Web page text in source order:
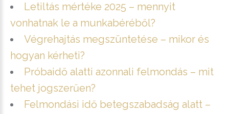
Letiltás mértéke 2025 – mennyit
vonhatnak le a munkabéréből?
Végrehajtás megszüntetése – mikor és
hogyan kérheti?
Próbaidő alatti azonnali felmondás – mit
tehet jogszerűen?
Felmondási idő betegszabadság alatt –